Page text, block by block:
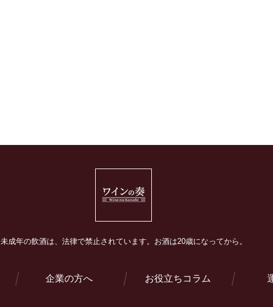
未成年の飲酒は、法律で禁止されています。 お酒は20歳になってから。
企業の方へ お役立ちコラム